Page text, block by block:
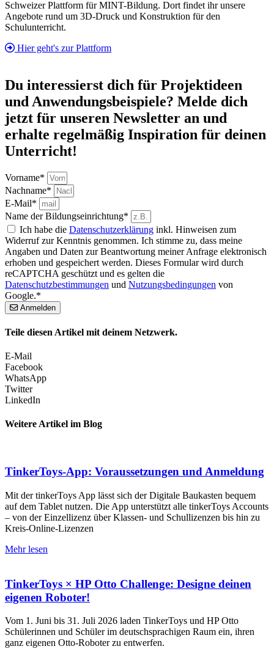
Schweizer Plattform für MINT-Bildung. Dort findet ihr unsere
Angebote rund um 3D-Druck und Konstruktion für den
Schulunterricht.
Hier geht's zur Plattform
Du interessierst dich für Projektideen
und Anwendungsbeispiele? Melde dich
jetzt für unseren Newsletter an und
erhalte regelmäßig Inspiration für deinen
Unterricht!
Vorname*
Nachname*
E-Mail*
Name der Bildungseinrichtung*
Ich habe die Datenschutzerklärung inkl. Hinweisen zum
Widerruf zur Kenntnis genommen. Ich stimme zu, dass meine
Angaben und Daten zur Beantwortung meiner Anfrage elektronisch
erhoben und gespeichert werden. Dieses Formular wird durch
reCAPTCHA geschützt und es gelten die
Datenschutzbestimmungen und Nutzungsbedingungen von
Google.*
Anmelden
Teile diesen Artikel mit deinem Netzwerk.
E-Mail
Facebook
WhatsApp
Twitter
LinkedIn
Weitere Artikel im Blog
TinkerToys-App: Voraussetzungen und Anmeldung
Mit der tinkerToys App lässt sich der Digitale Baukasten bequem
auf dem Tablet nutzen. Die App unterstützt alle tinkerToys Accounts
– von der Einzellizenz über Klassen- und Schullizenzen bis hin zu
Kreis-Online-Lizenzen
Mehr lesen
TinkerToys × HP Otto Challenge: Designe deinen
eigenen Roboter!
Vom 1. Juni bis 31. Juli 2026 laden TinkerToys und HP Otto
Schülerinnen und Schüler im deutschsprachigen Raum ein, ihren
ganz eigenen Otto-Roboter zu entwerfen.